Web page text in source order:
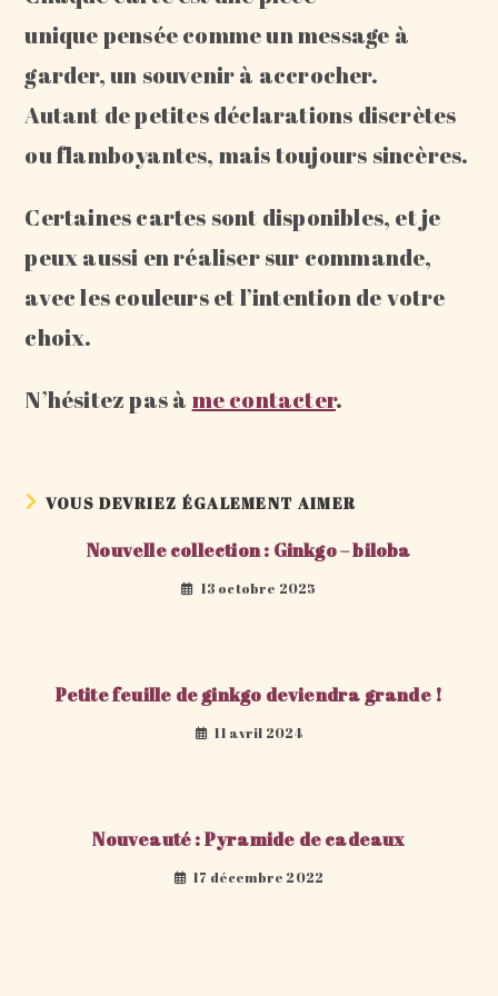
unique pensée comme un message à
garder, un souvenir à accrocher.
Autant de petites déclarations discrètes
ou flamboyantes, mais toujours sincères.
Certaines cartes sont disponibles, et je
peux aussi en réaliser sur commande,
avec les couleurs et l’intention de votre
choix.
N’hésitez pas à me contacter.
VOUS DEVRIEZ ÉGALEMENT AIMER
Nouvelle collection : Ginkgo – biloba
13 octobre 2025
Petite feuille de ginkgo deviendra grande !
11 avril 2024
Nouveauté : Pyramide de cadeaux
17 décembre 2022